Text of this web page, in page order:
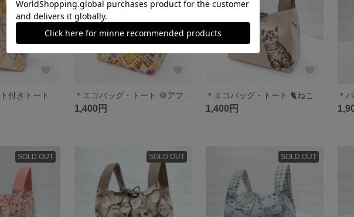
1,400円 1,400円
SOLD OUT SOLD OUT SOLD OUT